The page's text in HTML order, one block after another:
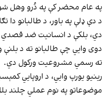
په عام محضر کې په دُرو وهل
د دې ډلې په باور، د طالبانو دا
دي، بلکې د انسانیت ضد قصدي
دوی وایي چې طالبانو ته د
ته رسمي مشروعیت ورکول دي.
رینیو یورپ وايي، د اروپايي
موضوعاتو په نوم عملي چلند